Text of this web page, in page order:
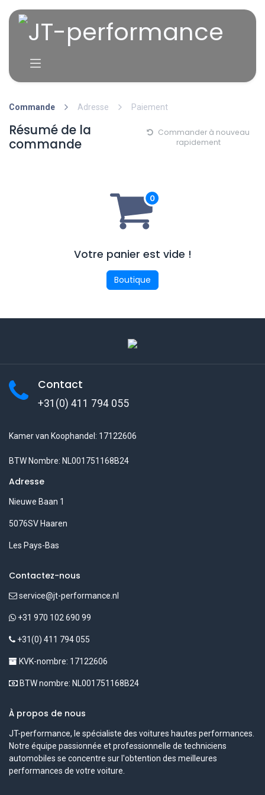
Commande Adresse Paiement
Résumé de la
commande
Commander à nouveau
rapidement
Votre panier est vide !
Boutique
Contact
+31(0) 411 794 055
Kamer van Koophandel: 17122606
BTW Nombre: NL001751168B24
Adresse
Nieuwe Baan 1
5076SV Haaren
Les Pays-Bas
Contactez-nous
service@jt-performance.nl
+31 970 102 690 99
+31(0) 411 794 055
KVK-nombre: 17122606
BTW nombre: NL001751168B24
À propos de nous
JT-performance, le spécialiste des voitures hautes performances.
Notre équipe passionnée et professionnelle de techniciens
automobiles se concentre sur l'obtention des meilleures
performances de votre voiture.